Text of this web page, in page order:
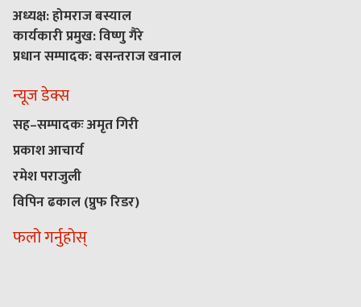
अध्यक्ष: होमराज बस्याल
कार्यकारी प्रमुख: विष्णु गैरे
प्रधान सम्पादक: बसन्तराज खनाल
न्यूज डेक्स
सह–सम्पादकः अमृत गिरी
प्रकाश आचार्य
रमेश पराजुली
विपिन ढकाल (प्रुफ रिडर)
फलो गर्नुहोस्